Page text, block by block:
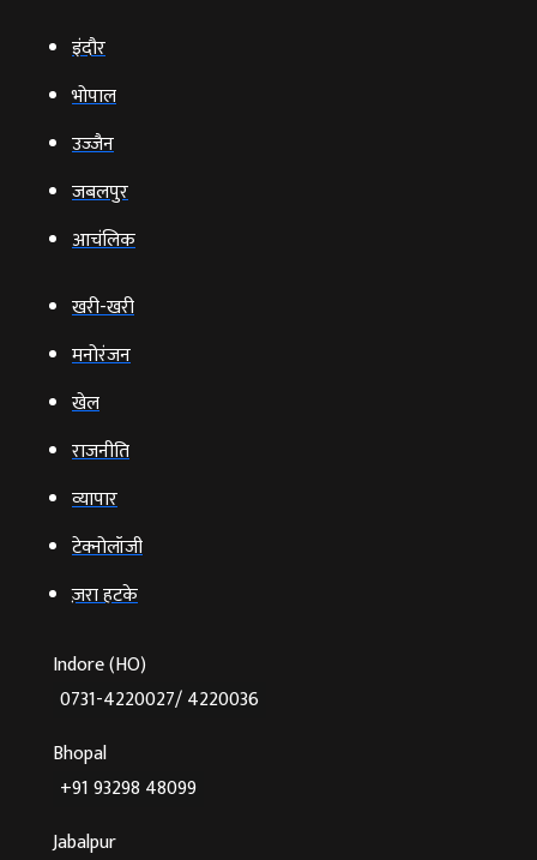
इंदौर
भोपाल
उज्‍जैन
जबलपुर
आचंलिक
खरी-खरी
मनोरंजन
खेल
राजनीति
व्‍यापार
टेक्‍नोलॉजी
ज़रा हटके
Indore (HO)
0731-4220027/ 4220036
Bhopal
+91 93298 48099
Jabalpur